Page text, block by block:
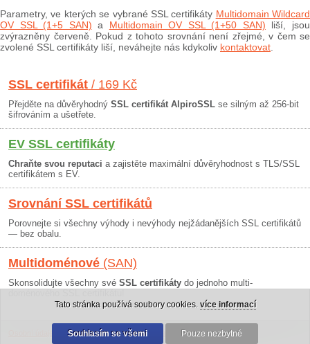
Parametry, ve kterých se vybrané SSL certifikáty Multidomain Wildcard
OV SSL (1+5 SAN) a Multidomain OV SSL (1+50 SAN) liší, jsou
zvýrazněny červeně. Pokud z tohoto srovnání není zřejmé, v čem se
zvolené SSL certifikáty liší, neváhejte nás kdykoliv kontaktovat
SSL certifikát / 169 Kč
Přejděte na důvěryhodný SSL certifikát AlpiroSSL se silným až 256-bit
šifrováním a ušetřete.
EV SSL certifikáty
Chraňte svou reputaci a zajistěte maximální důvěryhodnost s TLS/SSL
certifikátem s EV.
Srovnání SSL certifikátů
Porovnejte si všechny výhody i nevýhody nejžádanějších SSL certifikátů
— bez obalu.
Multidoménové (SAN)
Skonsolidujte všechny své SSL certifikáty do jednoho multi-
Obchodní podmínky|30 dní záruka
Tato stránka používá soubory cookies. více informací
Souhlasím se všemi Pouze nezbytné